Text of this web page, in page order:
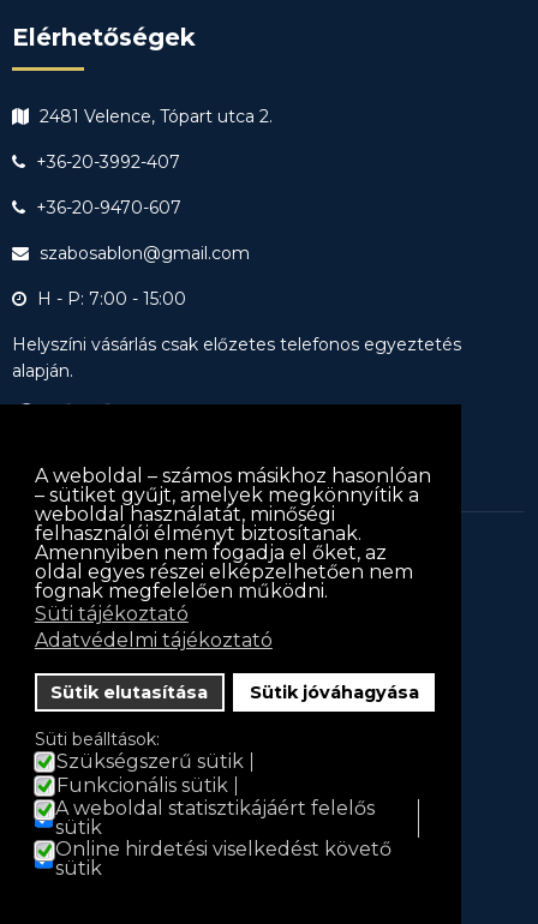
A weboldal – számos másikhoz hasonlóan
– sütiket gyűjt, amelyek megkönnyítik a
weboldal használatát, minőségi
felhasználói élményt biztosítanak.
Amennyiben nem fogadja el őket, az
oldal egyes részei elképzelhetően nem
fognak megfelelően működni.
Süti tájékoztató
Adatvédelmi tájékoztató
Sütik elutasítása Sütik jóváhagyása
Süti beálltások:
Szükségszerű sütik
Funkcionális sütik
A weboldal statisztikájáért felelős
sütik
Online hirdetési viselkedést követő
sütik
Elérhetőségek
2481 Velence, Tópart utca 2.
+36-20-3992-407
+36-20-9470-607
szabosablon@gmail.com
H - P: 7:00 - 15:00
Helyszíni vásárlás csak előzetes telefonos egyeztetés
alapján.
keritessablon.hu © 2013keritessablon.hu. Minden jog
fenntartva
Iratkozz fel hírlevelünkre!
Hírlevél
E-mail